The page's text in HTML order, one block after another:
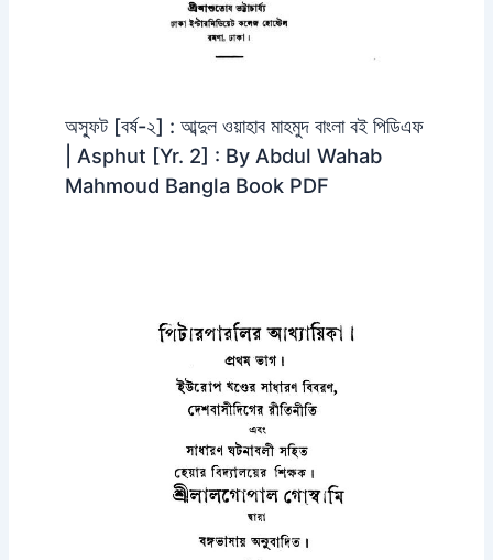
অস্ফুট [বর্ষ-২] : আব্দুল ওয়াহাব মাহমুদ বাংলা বই পিডিএফ
| Asphut [Yr. 2] : By Abdul Wahab
Mahmoud Bangla Book PDF